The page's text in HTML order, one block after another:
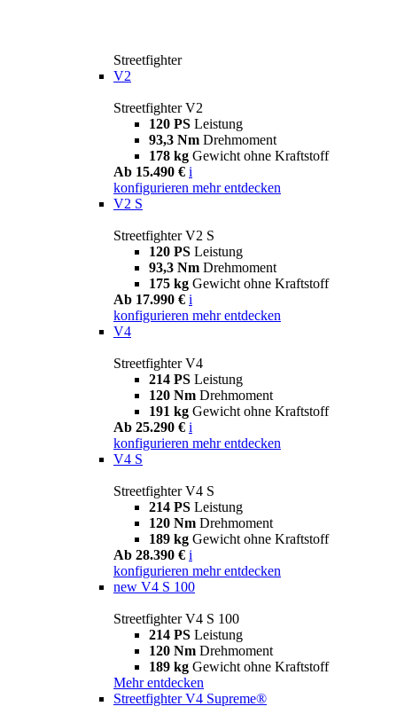
Streetfighter
V2
Streetfighter V2
120 PS Leistung
93,3 Nm Drehmoment
178 kg Gewicht ohne Kraftstoff
Ab 15.490 € i
konfigurieren mehr entdecken
V2 S
Streetfighter V2 S
120 PS Leistung
93,3 Nm Drehmoment
175 kg Gewicht ohne Kraftstoff
Ab 17.990 € i
konfigurieren mehr entdecken
V4
Streetfighter V4
214 PS Leistung
120 Nm Drehmoment
191 kg Gewicht ohne Kraftstoff
Ab 25.290 € i
konfigurieren mehr entdecken
V4 S
Streetfighter V4 S
214 PS Leistung
120 Nm Drehmoment
189 kg Gewicht ohne Kraftstoff
Ab 28.390 € i
konfigurieren mehr entdecken
new V4 S 100
Streetfighter V4 S 100
214 PS Leistung
120 Nm Drehmoment
189 kg Gewicht ohne Kraftstoff
Mehr entdecken
Streetfighter V4 Supreme®